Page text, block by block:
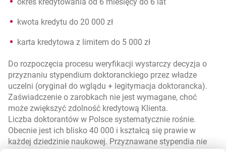
kwota kredytu do 20 000 zł
karta kredytowa z limitem do 5 000 zł
Do rozpoczęcia procesu weryfikacji wystarczy decyzja o
przyznaniu stypendium doktoranckiego przez władze
uczelni (oryginał do wglądu + legitymacja doktorancka).
Zaświadczenie o zarobkach nie jest wymagane, choć
może zwiększyć zdolność kredytową Klienta.
Liczba doktorantów w Polsce systematycznie rośnie.
Obecnie jest ich blisko 40 000 i kształcą się prawie w
każdej dziedzinie naukowej. Przyznawane stypendia nie